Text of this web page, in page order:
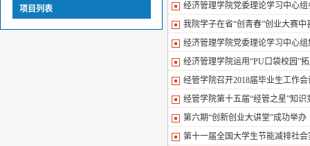
项目列表
经济管理学院党委理论学习中心
我院学子在省“创青春”创业大赛中
经济管理学院党委理论学习中心
经济管理学院运用“PU口袋校园”
经管学院召开2018届毕业生工作会
经管学院第十五届“经管之星”知
第六期“创新创业大讲堂”成功举办
第十一届全国大学生节能减排社